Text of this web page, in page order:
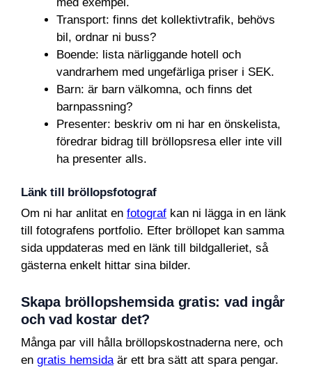
Transport: finns det kollektivtrafik, behövs
bil, ordnar ni buss?
Boende: lista närliggande hotell och
vandrarhem med ungefärliga priser i SEK.
Barn: är barn välkomna, och finns det
barnpassning?
Presenter: beskriv om ni har en önskelista,
föredrar bidrag till bröllopsresa eller inte vill
ha presenter alls.
Länk till bröllopsfotograf
Om ni har anlitat en fotograf kan ni lägga in en länk
till fotografens portfolio. Efter bröllopet kan samma
sida uppdateras med en länk till bildgalleriet, så
gästerna enkelt hittar sina bilder.
Skapa bröllopshemsida gratis: vad ingår
och vad kostar det?
Många par vill hålla bröllopskostnaderna nere, och
en gratis hemsidaär ett bra sätt att spara pengar.